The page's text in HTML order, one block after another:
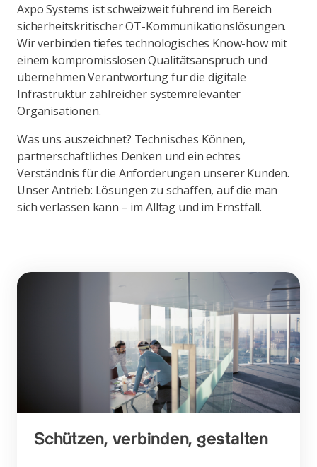
Axpo Systems ist schweizweit führend im Bereich
sicherheitskritischer OT-Kommunikationslösungen.
Wir verbinden tiefes technologisches Know-how mit
einem kompromisslosen Qualitätsanspruch und
übernehmen Verantwortung für die digitale
Infrastruktur zahlreicher systemrelevanter
Organisationen.
Was uns auszeichnet? Technisches Können,
partnerschaftliches Denken und ein echtes
Verständnis für die Anforderungen unserer Kunden.
Unser Antrieb: Lösungen zu schaffen, auf die man
sich verlassen kann – im Alltag und im Ernstfall.
Schützen, verbinden, gestalten